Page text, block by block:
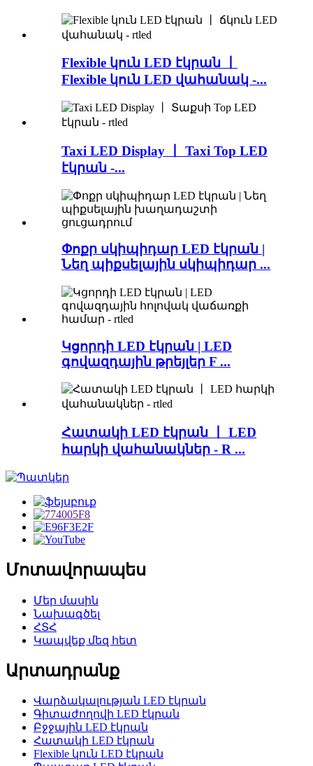
Flexible կուն LED էկրան 丨
Flexible կուն LED վահանակ -...
Taxi LED Display 丨 Taxi Top LED
էկրան -...
Փոքր սկիպիդար LED էկրան |
Նեղ պիքսելային սկիպիդար ...
Կցորդի LED էկրան | LED
գովազդային թրեյլեր F ...
Հատակի LED էկրան 丨 LED
հարկի վահանակներ - R ...
Մոտավորապես
Մեր մասին
Նախագծել
ՀՏՀ
Կապվեք մեզ հետ
Արտադրանք
Վարձակալության LED էկրան
Գիտաժողովի LED էկրան
Բջջային LED էկրան
Հատակի LED էկրան
Flexible կուն LED էկրան